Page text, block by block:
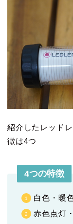
紹介したレッド
徴は4つ
4つの特徴
白色・暖
赤色点灯